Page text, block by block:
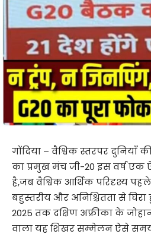
गोंदिया – वैश्विक स्तरपर दुनियाँ
का प्रमुख मंच जी-20 इस वर्ष एक
है,जब वैश्विक आर्थिक परिदृश्य
बहुस्तरीय और अनिश्चितता से
2025 तक दक्षिण अफ्रीका के
वाला यह शिखर सम्मेलन ऐसे